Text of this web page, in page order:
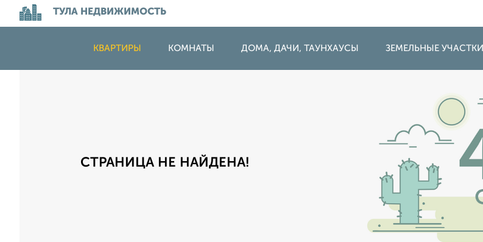
ТУЛА НЕДВИЖИМОСТЬ
КВАРТИРЫ КОМНАТЫ ДОМА, ДАЧИ, ТАУНХАУСЫ ЗЕМЕЛЬНЫЕ УЧАСТКИ
СТРАНИЦА НЕ НАЙДЕНА!